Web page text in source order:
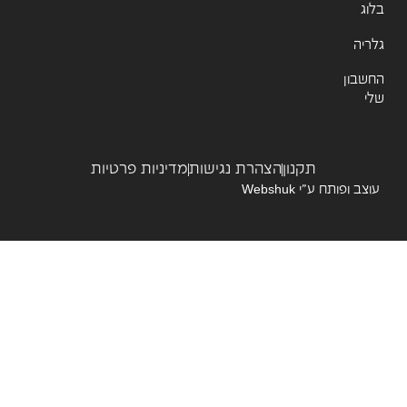
הצהרת נגישותמדיניות פרטיות
ופותח ע”יWebshuk